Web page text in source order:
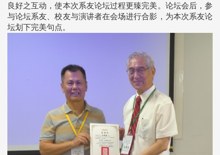
良好之互动，使本次系友论坛过程更臻完美。论坛会后，参
与论坛系友、校友与演讲者在会场进行合影，为本次系友论
坛划下完美句点。